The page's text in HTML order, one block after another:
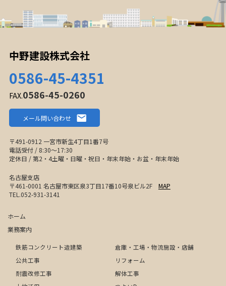
中野建設株式会社
0586-45-4351
FAX.0586-45-0260
メール問い合わせ
〒491-0912 一宮市新生4丁目1番7号
電話受付 / 8:30〜17:30
定休日 / 第2・4土曜・日曜・祝日・年末年始・お盆・年末年始
名古屋支店
〒461-0001 名古屋市東区泉3丁目17番10号泉ビル2F MAP
TEL.052-931-3141
ホーム
業務案内
鉄筋コンクリート造建築
倉庫・工場・物流施設・店舗
公共工事
リフォーム
耐震改修工事
解体工事